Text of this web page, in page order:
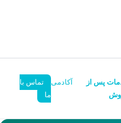
پس از
آکادمی
تماس با
ما